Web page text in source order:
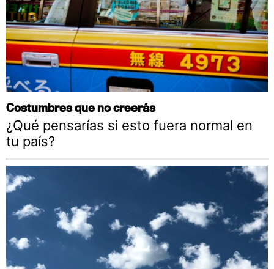
Costumbres que no creerás
¿Qué pensarías si esto fuera normal en
tu país?